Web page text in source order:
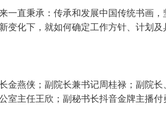
一直秉承：传承和发展中国传统书画
变化下，就如何确定工作方针、计划
金燕侠；副院长兼书记周桂禄；副院
室主任王欣；副秘书长抖音金牌主播付